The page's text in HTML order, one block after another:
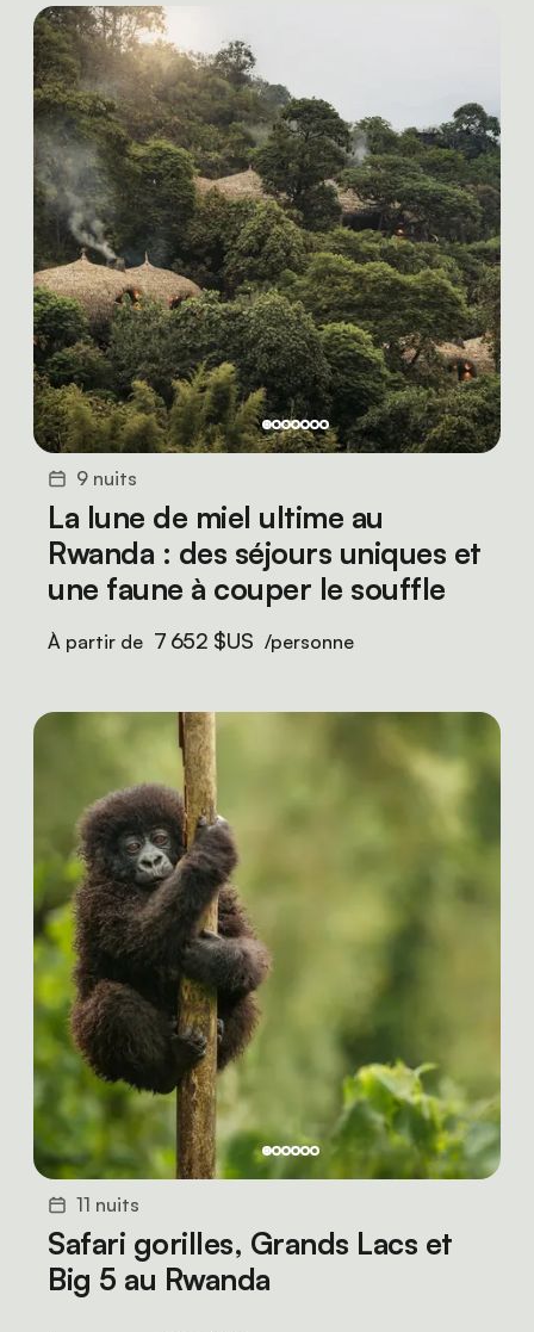
9 nuits
La lune de miel ultime au
Rwanda : des séjours uniques et
une faune à couper le souffle
À partir de 7 652 $US /personne
11 nuits
Safari gorilles, Grands Lacs et
Big 5 au Rwanda